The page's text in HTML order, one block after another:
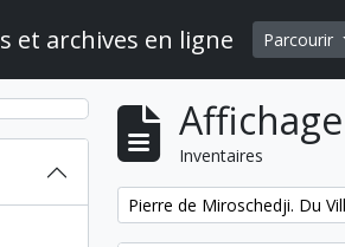
et archives en ligne Parcourir
Inventaires
Remove filter:
Pierre de Miroschedji. Du